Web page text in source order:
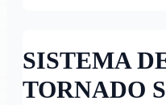
SISTEMA
TORNADO